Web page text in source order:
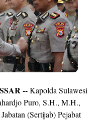
--Kapolda Sulawesi
Puro, S.H., M.H.,
(Sertijab) Pejabat